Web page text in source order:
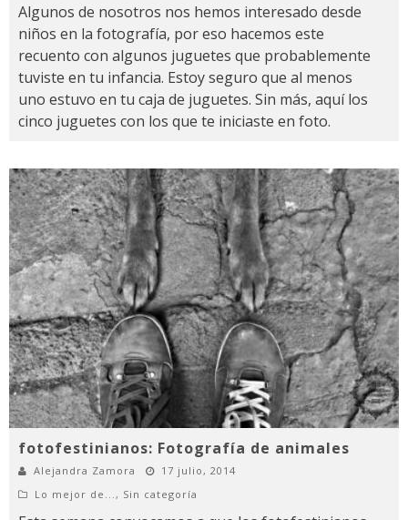
Algunos de nosotros nos hemos interesado desde
niños en la fotografía, por eso hacemos este
recuento con algunos juguetes que probablemente
tuviste en tu infancia. Estoy seguro que al menos
uno estuvo en tu caja de juguetes. Sin más, aquí los
cinco juguetes con los que te iniciaste en foto.
fotofestinianos: Fotografía de animales
Alejandra Zamora
17 julio, 2014
Lo mejor de..., Sin categoría